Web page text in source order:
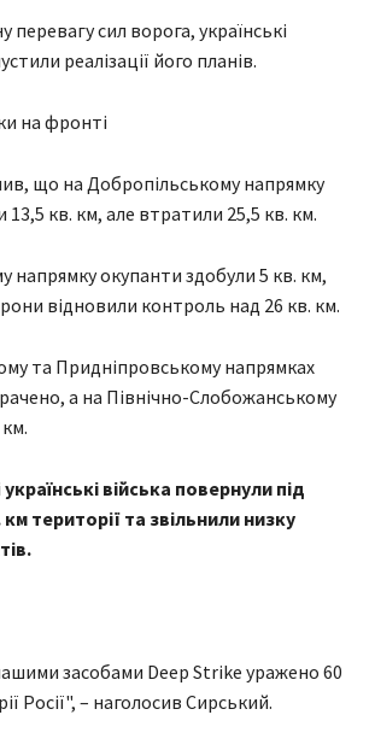
сил ворога, українські
реалізації його планів.
на фронті
що на Добропільському напрямку
13,5 кв. км, але втратили 25,5 кв. км.
напрямку окупанти здобули 5 кв. км,
відновили контроль над 26 кв. км.
та Придніпровському напрямках
а на Північно-Слобожанському
українські війська повернули під
території та звільнили низку
засобами Deep Strike уражено 60
Росії", – наголосив Сирський.